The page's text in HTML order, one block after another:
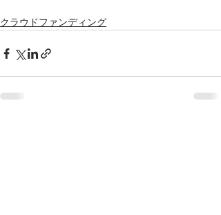
クラウドファンディング